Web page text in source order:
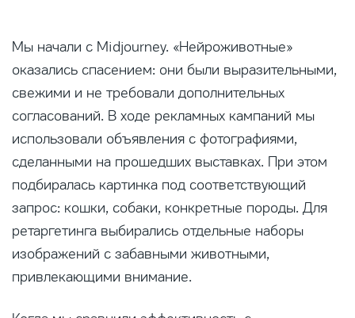
Мы начали с Midjourney. «Нейроживотные»
оказались спасением: они были выразительными,
свежими и не требовали дополнительных
согласований. В ходе рекламных кампаний мы
использовали объявления с фотографиями,
сделанными на прошедших выставках. При этом
подбиралась картинка под соответствующий
запрос: кошки, собаки, конкретные породы. Для
ретаргетинга выбирались отдельные наборы
изображений с забавными животными,
привлекающими внимание.